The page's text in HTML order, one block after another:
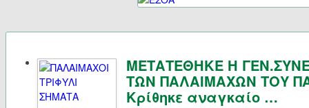
ΜΕΤΑΤΕΘΗΚΕ Η
ΤΩΝ ΠΑΛΑΙΜΑΧΩΝ ΤΟΥ
Κρίθηκε αναγκαίο …